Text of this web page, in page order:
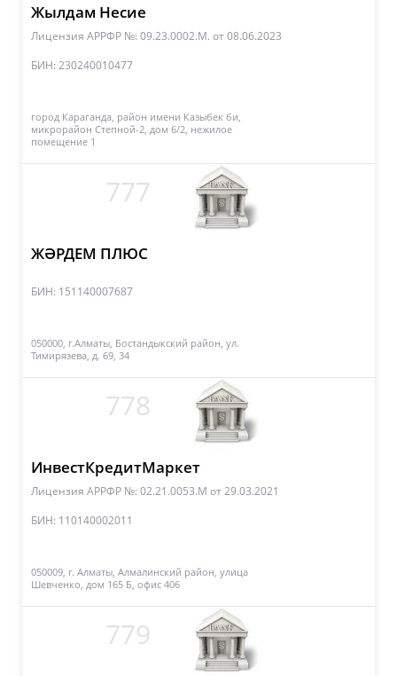
Жылдам Несие
Лицензия АРРФР №: 09.23.0002.М. от 08.06.2023
БИН: 230240010477
город Караганда, район имени Казыбек би,
микрорайон Степной-2, дом 6/2, нежилое
помещение 1
777
ЖӘРДЕМ ПЛЮС
БИН: 151140007687
050000, г.Алматы, Бостандыкский район, ул.
Тимирязева, д. 69, 34
778
ИнвестКредитМаркет
Лицензия АРРФР №: 02.21.0053.М от 29.03.2021
БИН: 110140002011
050009, г. Алматы, Алмалинский район, улица
Шевченко, дом 165 Б, офис 406
779